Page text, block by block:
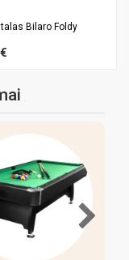
Bilaro Foldy